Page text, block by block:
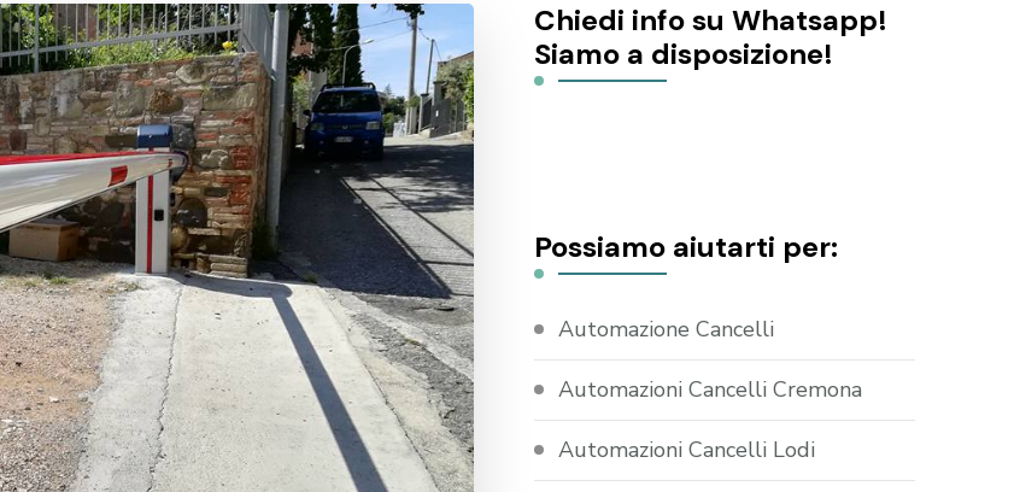
Chiedi info su Whatsapp!
Siamo a disposizione!
Possiamo aiutarti per:
Automazione Cancelli
Automazioni Cancelli Cremona
Automazioni Cancelli Lodi